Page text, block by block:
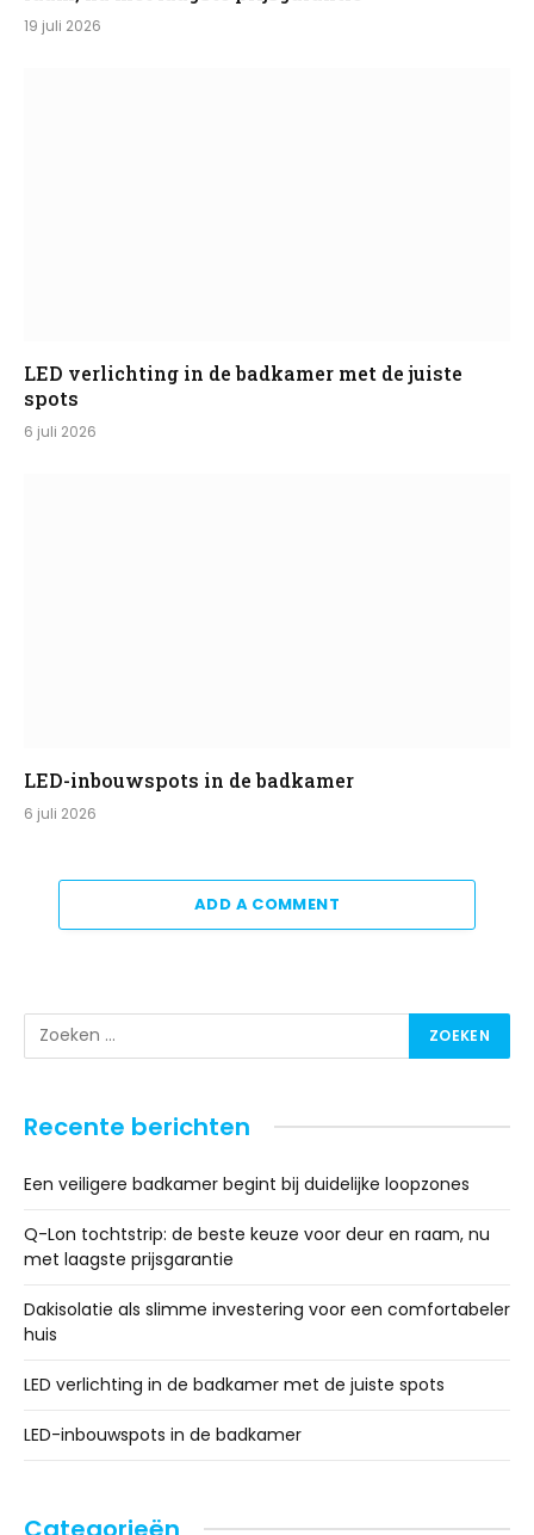
19 juli 2026
LED verlichting in de badkamer met de juiste
spots
6 juli 2026
LED-inbouwspots in de badkamer
6 juli 2026
ADD A COMMENT
Recente berichten
Een veiligere badkamer begint bij duidelijke loopzones
Q-Lon tochtstrip: de beste keuze voor deur en raam, nu
met laagste prijsgarantie
Dakisolatie als slimme investering voor een comfortabeler
huis
LED verlichting in de badkamer met de juiste spots
LED-inbouwspots in de badkamer